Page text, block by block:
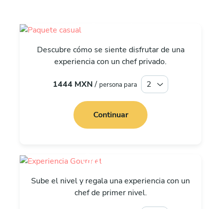
Descubre cómo se siente disfrutar de una
experiencia con un chef privado.
1444 MXN/ persona para
Continuar
Gourmet
Sube el nivel y regala una experiencia con un
chef de primer nivel.